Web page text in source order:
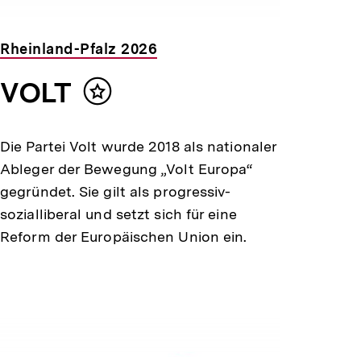
Rheinland-Pfalz 2026
VOLT
Inhalt
Die Partei Volt wurde 2018 als nationaler
Ableger der Bewegung „Volt Europa“
gegründet. Sie gilt als progressiv-
sozialliberal und setzt sich für eine
Reform der Europäischen Union ein.